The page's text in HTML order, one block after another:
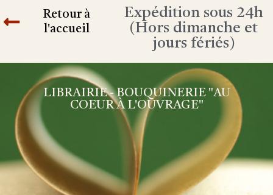
Retour à
l'accueil
Expédition sous 24h
(Hors dimanche et
jours fériés)
LIBRAIRIE - BOUQUINERIE "AU
COEUR À L'OUVRAGE"